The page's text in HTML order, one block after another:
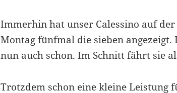
Immerhin hat unser Calessino auf
Montag fünfmal die sieben
nun auch schon. Im Schnitt fährt sie
Trotzdem schon eine kleine Leistung